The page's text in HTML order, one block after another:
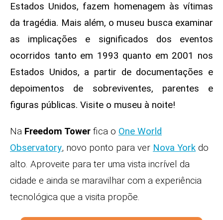
Estados Unidos, fazem homenagem às vítimas
da tragédia. Mais além, o museu busca examinar
as implicações e significados dos eventos
ocorridos tanto em 1993 quanto em 2001 nos
Estados Unidos, a partir de documentações e
depoimentos de sobreviventes, parentes e
figuras públicas. Visite o museu à noite!
Na Freedom Tower fica o One World
Observatory, novo ponto para ver Nova York do
alto. Aproveite para ter uma vista incrível da
cidade e ainda se maravilhar com a experiência
tecnológica que a visita propõe.